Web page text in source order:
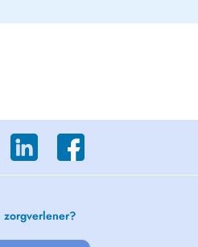
zorgverlener?